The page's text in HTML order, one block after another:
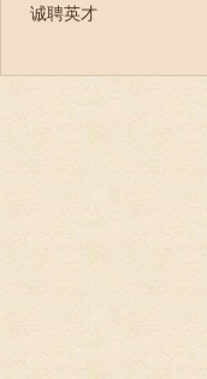
诚聘英才